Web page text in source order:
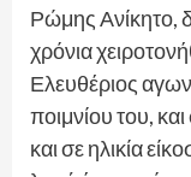
Ρώμης Ανίκητο,
χρόνια
Ελευθέριος
ποιμνίου του,
και σε ηλικία